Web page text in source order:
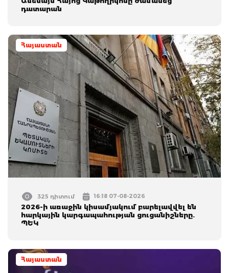
դատարան
Հայաստան
325 դիտում 16:18 07-08-2026
2026-ի առաջին կիսամյակում բարելավվել են
հարկային կարգապահության ցուցանիշները.
ՊԵԿ
Հայաստան